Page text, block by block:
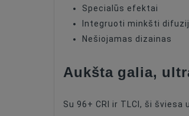
Specialūs efektai
Integruoti minkšti
Nešiojamas dizainas
Aukšta galia,
Su 96+ CRI ir TLCI, ši